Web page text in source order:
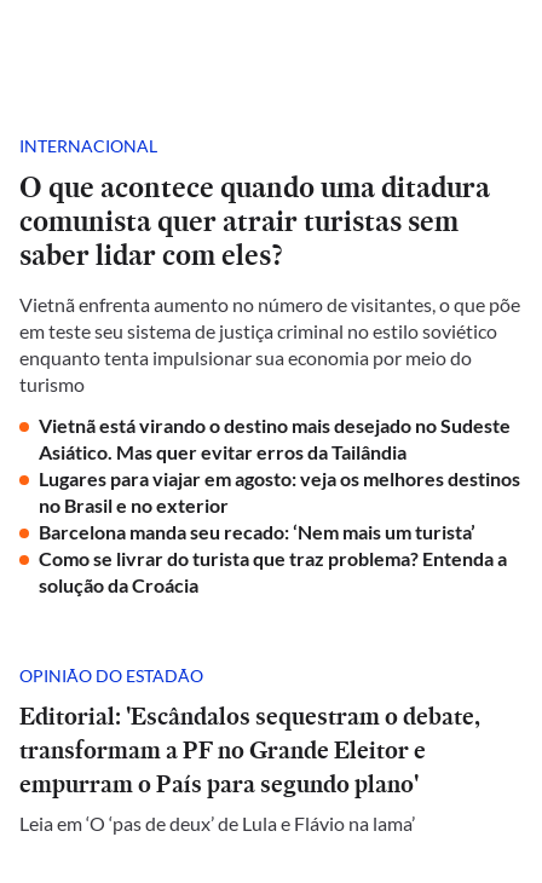
INTERNACIONAL
O que acontece quando uma ditadura
comunista quer atrair turistas sem
saber lidar com eles?
Vietnã enfrenta aumento no número de visitantes, o que põe
em teste seu sistema de justiça criminal no estilo soviético
enquanto tenta impulsionar sua economia por meio do
turismo
Vietnã está virando o destino mais desejado no Sudeste
Asiático. Mas quer evitar erros da Tailândia
Lugares para viajar em agosto: veja os melhores destinos
no Brasil e no exterior
Barcelona manda seu recado: ‘Nem mais um turista’
Como se livrar do turista que traz problema? Entenda a
solução da Croácia
OPINIÃO DO ESTADÃO
Editorial: 'Escândalos sequestram o debate,
transformam a PF no Grande Eleitor e
empurram o País para segundo plano'
Leia em ‘O ‘pas de deux’ de Lula e Flávio na lama’